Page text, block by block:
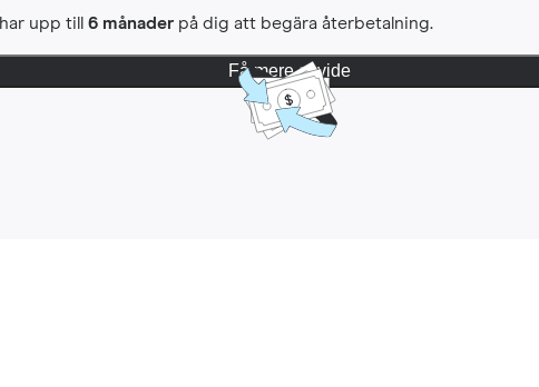
upp till6 månader på dig att begära återbetalning.
Få mere at vide